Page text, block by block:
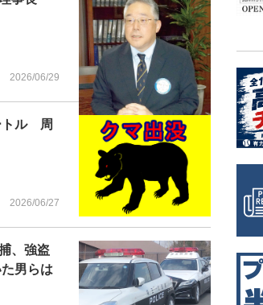
2026/06/29
トル 周
2026/06/27
、強盗
男らは